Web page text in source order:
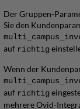
Der Gruppen-
Sie den
auf richtig
Wenn der
auf richtig
mehrere Ovid-